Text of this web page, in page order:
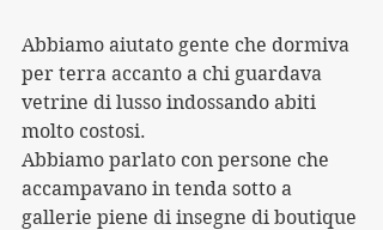
Abbiamo aiutato gente che dormiva
per terra accanto a chi guardava
vetrine di lusso indossando abiti
molto costosi.
Abbiamo parlato con persone che
accampavano in tenda sotto a
gallerie piene di insegne di boutique